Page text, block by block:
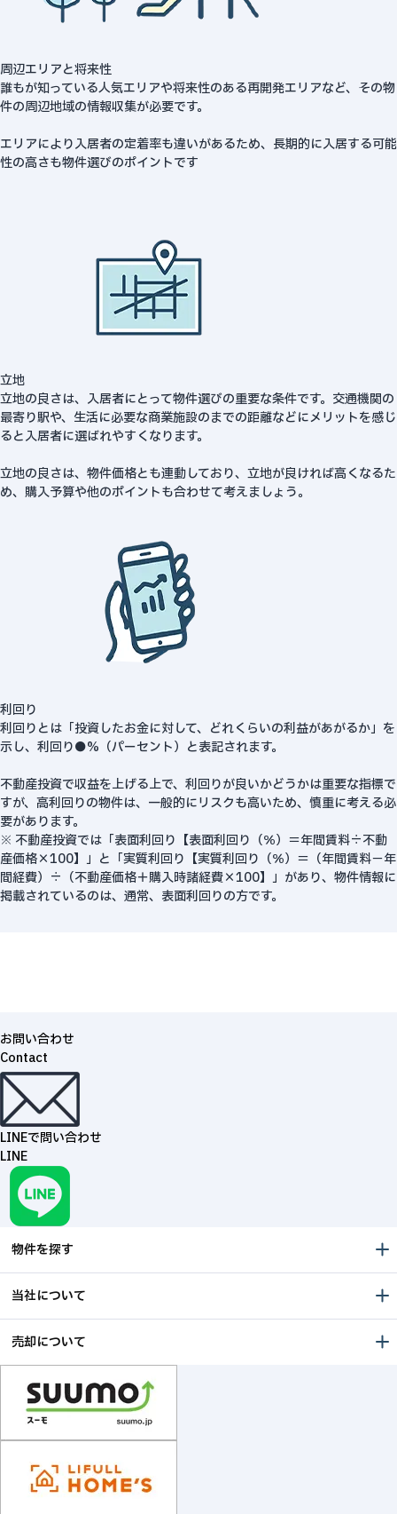
周辺エリアと将来性
誰もが知っている人気エリアや将来性のある再開発エリアなど、その物
件の周辺地域の情報収集が必要です。
エリアにより入居者の定着率も違いがあるため、長期的に入居する可能
性の高さも物件選びのポイントです
立地
立地の良さは、入居者にとって物件選びの重要な条件です。交通機関の
最寄り駅や、生活に必要な商業施設のまでの距離などにメリットを感じ
ると入居者に選ばれやすくなります。
立地の良さは、物件価格とも連動しており、立地が良ければ高くなるた
め、購入予算や他のポイントも合わせて考えましょう。
利回り
利回りとは「投資したお金に対して、どれくらいの利益があがるか」を
示し、利回り●%（パーセント）と表記されます。
不動産投資で収益を上げる上で、利回りが良いかどうかは重要な指標で
すが、高利回りの物件は、一般的にリスクも高いため、慎重に考える必
要があります。
※ 不動産投資では「表面利回り【表面利回り（％）＝年間賃料÷不動
産価格×100】」と「実質利回り【実質利回り（％）＝（年間賃料－年
間経費）÷（不動産価格＋購入時諸経費×100】」があり、物件情報に
掲載されているのは、通常、表面利回りの方です。
お問い合わせ
Contact
LINEで問い合わせ
LINE
物件を探す
当社について
売却について